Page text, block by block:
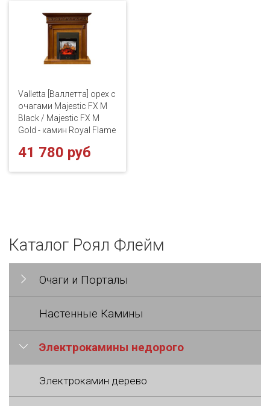
Valletta [Валлетта] орех с
очагами Majestic FX M
Black / Majestic FX M
Gold - камин Royal Flame
41 780 руб
Каталог Роял Флейм
Очаги и Порталы
Настенные Камины
Электрокамины недорого
Электрокамин дерево